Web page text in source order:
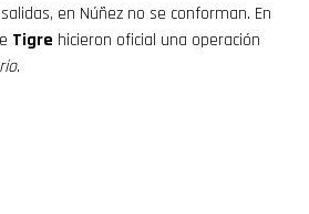
en Núñez no se conforman. En
Tigre hicieron oficial una operación
.